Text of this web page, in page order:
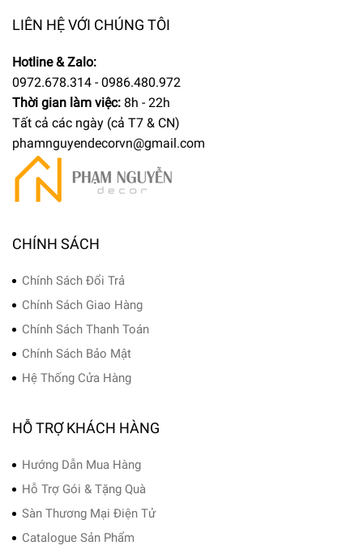
LIÊN HỆ VỚI CHÚNG TÔI
Hotline & Zalo:
0972.678.314 - 0986.480.972
Thời gian làm việc: 8h - 22h
Tất cả các ngày (cả T7 & CN)
phamnguyendecorvn@gmail.com
CHÍNH SÁCH
Chính Sách Đổi Trả
Chính Sách Giao Hàng
Chính Sách Thanh Toán
Chính Sách Bảo Mật
Hệ Thống Cửa Hàng
HỖ TRỢ KHÁCH HÀNG
Hướng Dẫn Mua Hàng
Hỗ Trợ Gói & Tặng Quà
Sàn Thương Mại Điện Tử
Catalogue Sản Phẩm